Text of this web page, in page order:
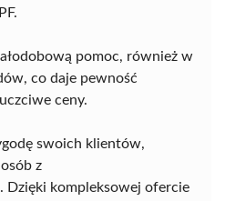
pomoc, również w
co daje pewność
ceny.
swoich klientów,
z
Dzięki kompleksowej ofercie